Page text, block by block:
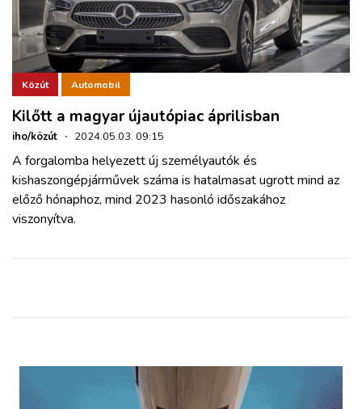
ELLÁTÁSI LÁNC
ZÖLDÚT
HAJÓZÁS
BLOG
ARCHÍVUM
Közút Automobil
Kilőtt a magyar újautópiac áprilisban
iho/közút · 2024.05.03. 09:15
A forgalomba helyezett új személyautók és
kishaszongépjárművek száma is hatalmasat ugrott mind az
előző hónaphoz, mind 2023 hasonló időszakához
viszonyítva.